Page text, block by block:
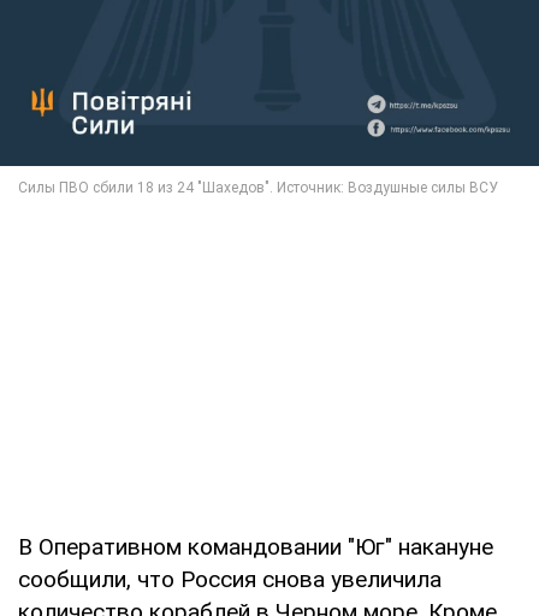
В Оперативном командовании "Юг" накануне
сообщили, что Россия снова увеличила